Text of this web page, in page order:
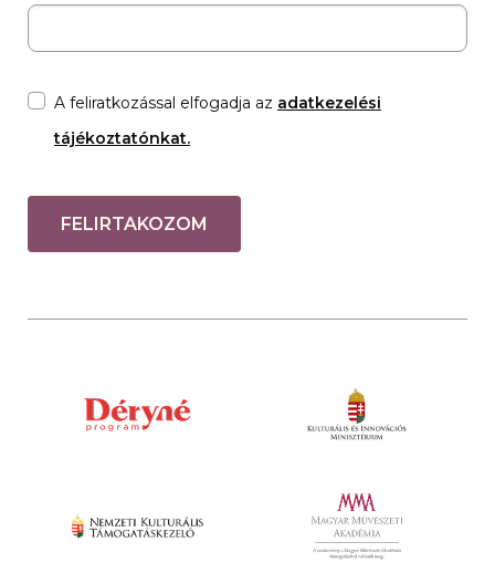
A feliratkozással elfogadja az adatkezelési
tájékoztatónkat.
FELIRTAKOZOM